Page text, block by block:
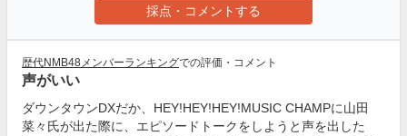
採点・コメントする
歴代NMB48メンバーランキングでの評価・コメント
声がいい
ダウンタウンDXだか、HEY!HEY!HEY!MUSIC CHAMPに山田
菜々氏が出た際に、エピソードトークをしようと声を出した